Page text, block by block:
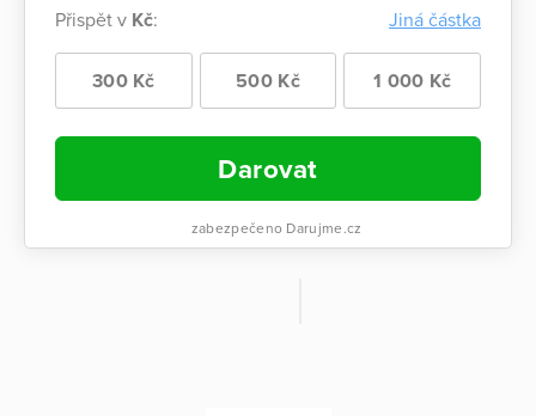
Přispět v Kč: Jiná částka
300 Kč 500 Kč 1 000 Kč
Darovat
zabezpečeno Darujme.cz